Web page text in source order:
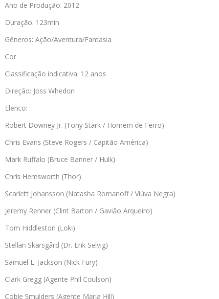
Ano de Produção: 2012
Duração: 123min
Gêneros: Ação/Aventura/Fantasia
Cor
Classificação indicativa: 12 anos
Direção: Joss Whedon
Elenco:
Robert Downey Jr. (Tony Stark / Homem de Ferro)
Chris Evans (Steve Rogers / Capitão América)
Mark Ruffalo (Bruce Banner / Hulk)
Chris Hemsworth (Thor)
Scarlett Johansson (Natasha Romanoff / Viúva Negra)
Jeremy Renner (Clint Barton / Gavião Arqueiro)
Tom Hiddleston (Loki)
Stellan Skarsgård (Dr. Erik Selvig)
Samuel L. Jackson (Nick Fury)
Clark Gregg (Agente Phil Coulson)
Cobie Smulders (Agente Maria Hill)